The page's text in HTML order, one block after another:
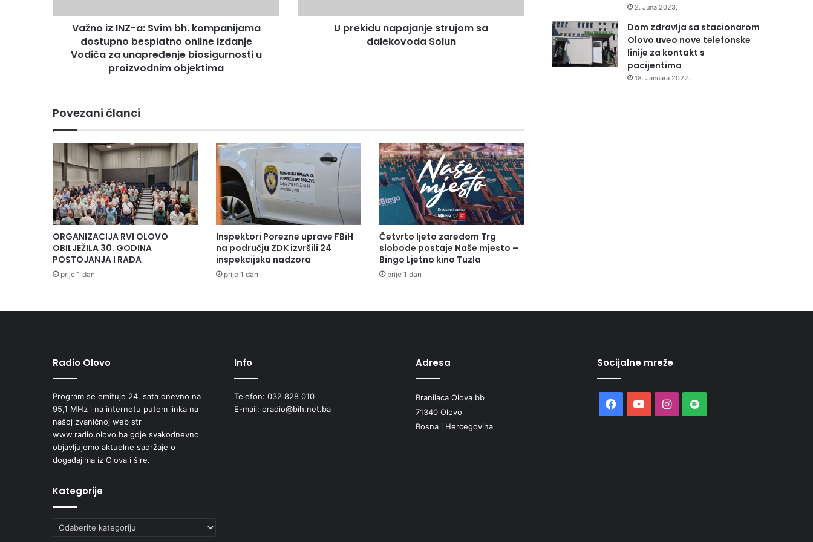
besplatno
online
Vodiča
proizvodnim
objektima
Važno iz INZ-a: Svim bh. kompanijama
dostupno besplatno online izdanje
Vodiča za unapređenje biosigurnosti u
proizvodnim objektima
U prekidu napajanje strujom sa
dalekovoda Solun
Povezani članci
ORGANIZACIJA RVI OLOVO
OBILJEŽILA 30. GODINA
POSTOJANJA I RADA
prije 1 dan
Inspektori Porezne uprave FBiH
na području ZDK izvršili 24
inspekcijska nadzora
prije 1 dan
Četvrto ljeto zaredom Trg
slobode postaje Naše mjesto –
Bingo Ljetno kino Tuzla
prije 1 dan
2. Juna 2023.
Dom zdravlja sa stacionarom
Olovo uveo nove telefonske
linije za kontakt s
pacijentima
18. Januara 2022.
Radio Olovo
Program se emituje 24. sata dnevno na
95,1 MHz i na internetu putem linka na
našoj zvaničnoj web str
www.radio.olovo.ba gdje svakodnevno
objavljujemo aktuelne sadržaje o
događajima iz Olova i šire.
Kategorije
Kategorije
Info
Telefon: 032 828 010
E-mail: oradio@bih.net.ba
Adresa
Branilaca Olova bb
71340 Olovo
Bosna i Hercegovina
Socijalne mreže
Facebook
YouTubeInstagram
Spotify